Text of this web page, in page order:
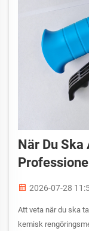
När Du
2026-07-28
Att veta när du ska
kemisk